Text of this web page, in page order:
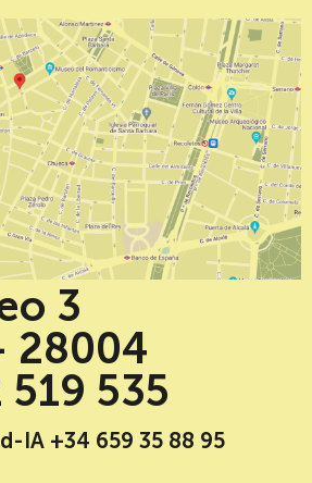
3
28004
535
IA +34 659 35 88 95